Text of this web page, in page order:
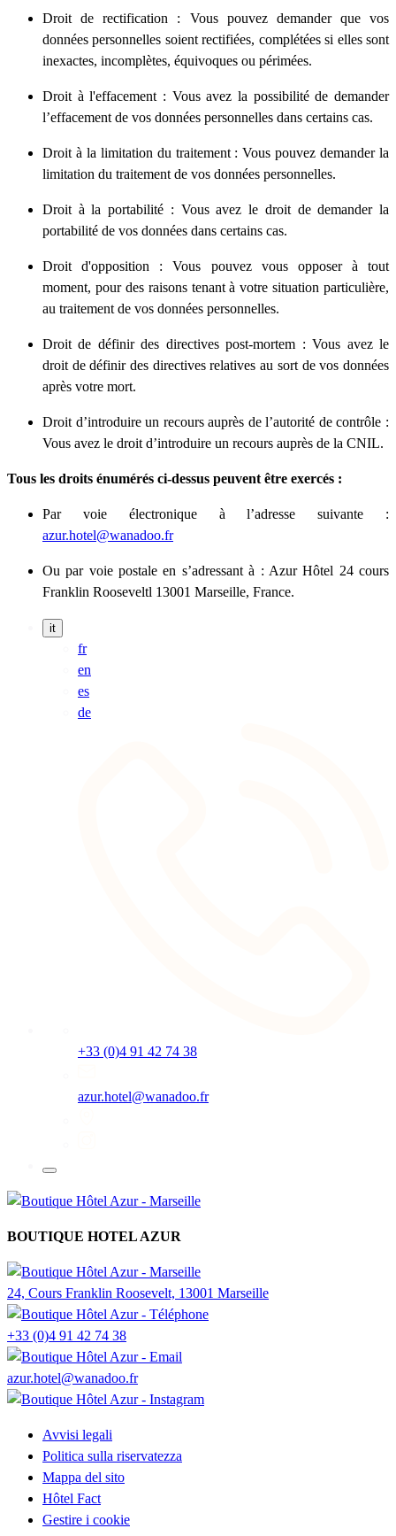
Droit de rectification : Vous pouvez demander que vos
données personnelles soient rectifiées, complétées si elles sont
inexactes, incomplètes, équivoques ou périmées.
Droit à l'effacement : Vous avez la possibilité de demander
l’effacement de vos données personnelles dans certains cas.
Droit à la limitation du traitement : Vous pouvez demander la
limitation du traitement de vos données personnelles.
Droit à la portabilité : Vous avez le droit de demander la
portabilité de vos données dans certains cas.
Droit d'opposition : Vous pouvez vous opposer à tout
moment, pour des raisons tenant à votre situation particulière,
au traitement de vos données personnelles.
Droit de définir des directives post-mortem : Vous avez le
droit de définir des directives relatives au sort de vos données
après votre mort.
Droit d’introduire un recours auprès de l’autorité de contrôle :
Vous avez le droit d’introduire un recours auprès de la CNIL.
Tous les droits énumérés ci-dessus peuvent être exercés :
Par voie électronique à l’adresse suivante :
azur.hotel@wanadoo.fr
Ou par voie postale en s’adressant à : Azur Hôtel 24 cours
Franklin Rooseveltl 13001 Marseille, France.
it
fr
en
es
de
+33 (0)4 91 42 74 38
azur.hotel@wanadoo.fr
BOUTIQUE HOTEL AZUR
24, Cours Franklin Roosevelt, 13001 Marseille
+33 (0)4 91 42 74 38
azur.hotel@wanadoo.fr
Avvisi legali
Politica sulla riservatezza
Mappa del sito
Hôtel Fact
Gestire i cookie